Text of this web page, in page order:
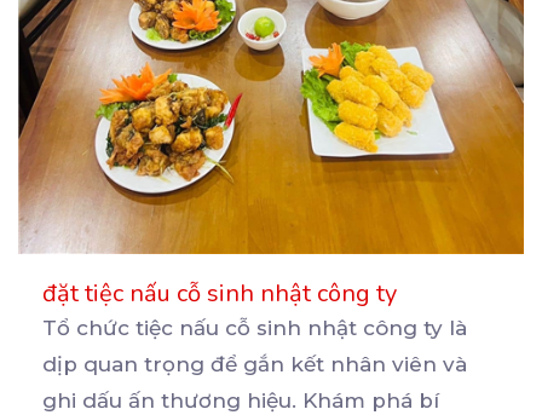
đặt tiệc nấu cỗ sinh nhật công ty
Tổ chức tiệc nấu cỗ sinh nhật công ty là
dịp quan trọng để gắn kết nhân viên và
ghi dấu ấn thương hiệu. Khám phá bí